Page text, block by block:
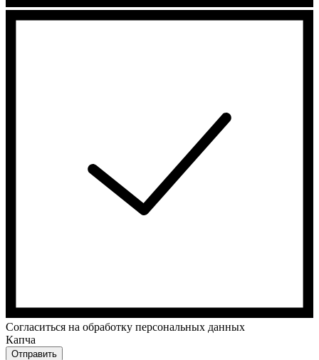
Cогласиться на обработку персональных данных
Капча
Отправить